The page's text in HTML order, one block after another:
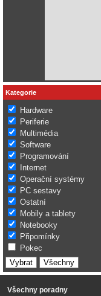
Kategorie
Hardware
Periferie
Multimédia
Software
Programování
Internet
Operační systémy
PC sestavy
Ostatní
Mobily a tablety
Notebooky
Připomínky
Pokec
Všechny poradny